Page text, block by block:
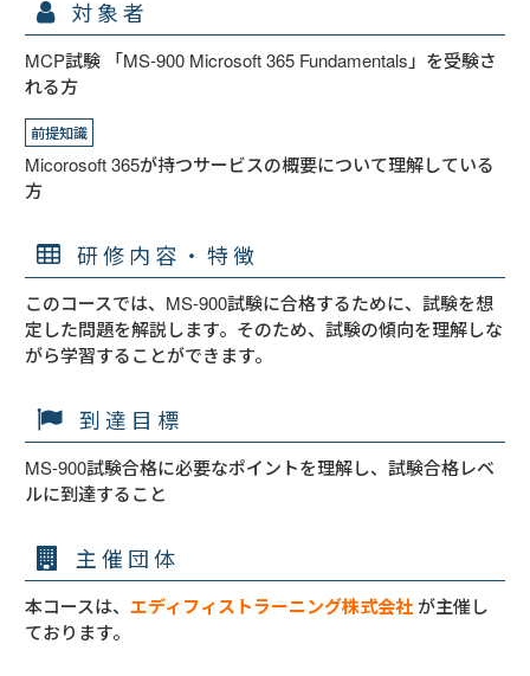
対象者
MCP試験 「MS-900 Microsoft 365 Fundamentals」を受験さ
れる方
前提知識
Micorosoft 365が持つサービスの概要について理解している
方
研修内容・特徴
このコースでは、MS-900試験に合格するために、試験を想
定した問題を解説します。そのため、試験の傾向を理解しな
がら学習することができます。
到達目標
MS-900試験合格に必要なポイントを理解し、試験合格レベ
ルに到達すること
主催団体
本コースは、エディフィストラーニング株式会社 が主催し
ております。